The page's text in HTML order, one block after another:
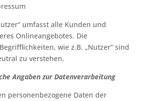
umfasst alle Kunden und
Onlineangebotes. Die
wie z.B. „Nutzer“ sind
zu verstehen.
Angaben zur Datenverarbeitung
personenbezogene Daten der